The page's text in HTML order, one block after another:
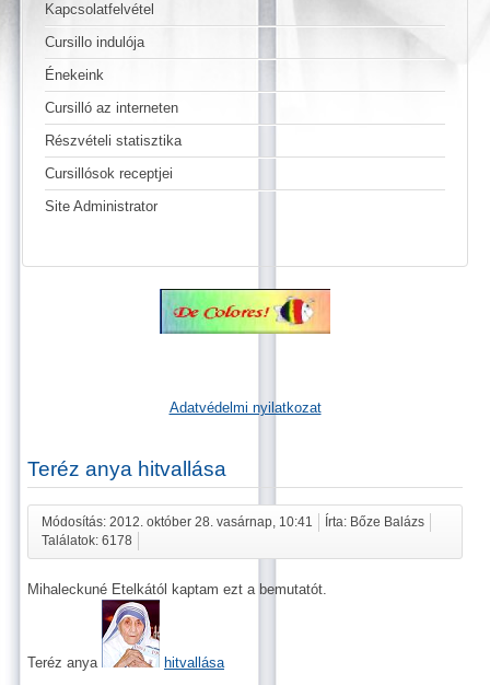
Kapcsolatfelvétel
Cursillo indulója
Énekeink
Cursilló az interneten
Részvételi statisztika
Cursillósok receptjei
Site Administrator
Adatvédelmi nyilatkozat
Teréz anya hitvallása
Módosítás: 2012. október 28. vasárnap, 10:41
Írta: Bőze Balázs
Találatok: 6178
Mihaleckuné Etelkától kaptam ezt a bemutatót.
Teréz anya hitvallása